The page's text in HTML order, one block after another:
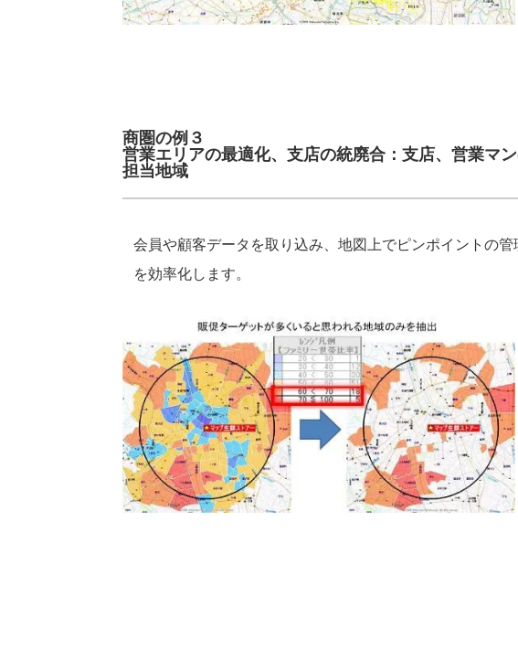
商圏の例３
営業エリアの最適化、支店の統廃合：支店、営業マ
担当地域
会員や顧客データを取り込み、地図上でピンポイントの
を効率化します。